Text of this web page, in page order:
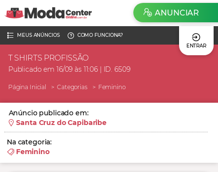
MEUS ANÚNCIOS
COMO FUNCIONA?
ENTRAR
ANUNCIAR
T SHIRTS PROFISSÃO
Publicado em 16/09 às 11:06 | ID. 6509
Página Inicial Categorias Feminino
Anúncio publicado em:
Santa Cruz do Capibaribe
Na categoria:
Feminino